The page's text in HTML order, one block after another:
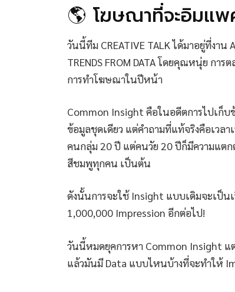
🌎 โฆษณาที่จะอิมแ
วันนี้ทีม CREATIVE TALK ได้มาอยู่ที่งาน
TRENDS FROM DATA โดยคุณหนุ่ย ก
การทำโฆษณาในปีหน้า
Common Insight คือในอดีตการไปเก็บ
ข้อมูลชุดเดียว แต่คำถามที่แท้จริงคือเว
คนกลุ่ม 20 ปี แต่คนวัย 20 ปีก็มีความแต
สีชมพูทุกคน เป็นต้น
ดังนั้นการจะใช้ Insight แบบเดิมจะเป็น
1,000,000 Impression อีกต่อไป!
วันนี้หมดยุคการหา Common Insight แ
แล้วมันมี Data แบบไหนบ้างที่จะทำให้